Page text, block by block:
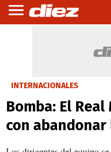
INTERNACIONALES
Bomba: El
con